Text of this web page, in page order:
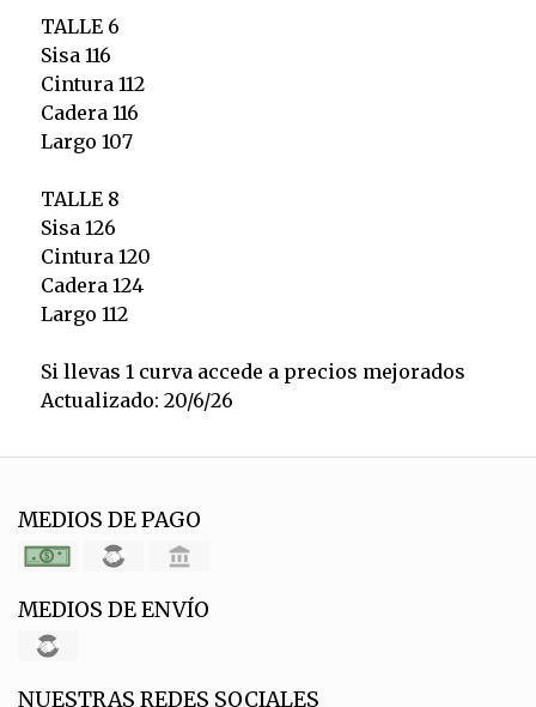
TALLE 6
Sisa 116
Cintura 112
Cadera 116
Largo 107
TALLE 8
Sisa 126
Cintura 120
Cadera 124
Largo 112
Si llevas 1 curva accede a precios mejorados
Actualizado: 20/6/26
MEDIOS DE PAGO
MEDIOS DE ENVÍO
NUESTRAS REDES SOCIALES